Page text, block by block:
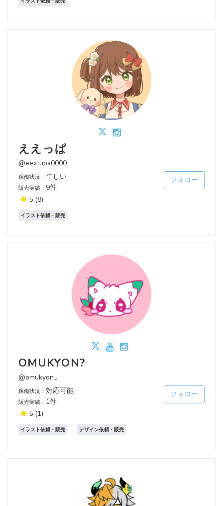
ええっぱ
@eextupa0000
稼働状況：忙しい
販売実績： 9件
5 (8)
フォロー
イラスト依頼・販売
OMUKYON?
@omukyon_
稼働状況： 対応可能
販売実績： 1件
5 (1)
フォロー
イラスト依頼・販売 デザイン依頼・販売